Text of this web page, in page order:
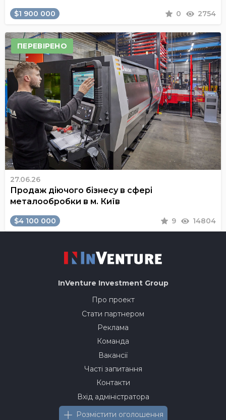
$1 900 000 0 2754
ПЕРЕВІРЕНО
27.06.26
Продаж діючого бізнесу в сфері
металообробки в м. Київ
$4 100 000 9 14804
InVenture Investment Group
Про проект
Стати партнером
Реклама
Команда
Вакансії
Часті запитання
Контакти
Вхід адміністратора
Розмістити оголошення